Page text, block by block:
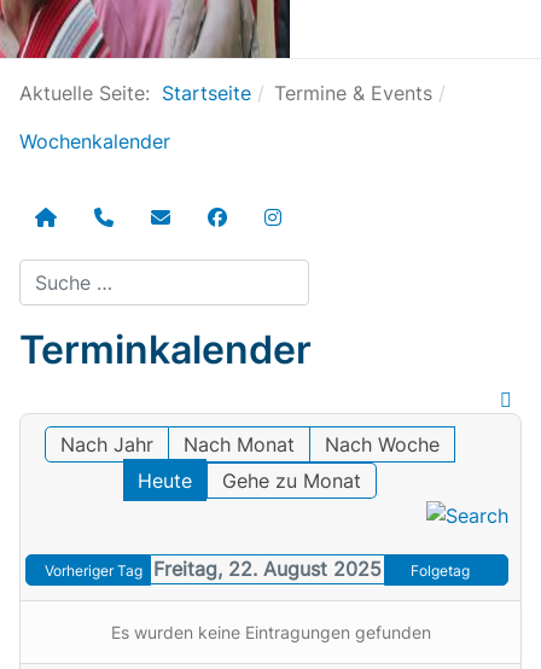
Aktuelle Seite: Startseite
Termine & Events
Wochenkalender
Suchen
Terminkalender
Nach Jahr Nach Monat
Nach Woche
Heute
Gehe zu Monat
Vorheriger Tag Freitag, 22. August 2025 Folgetag
Es wurden keine Eintragungen gefunden